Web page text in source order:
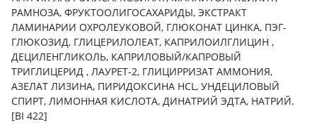
РАМНОЗА, ФРУКТООЛИГОСАХАРИДЫ, ЭКСТРАКТ
ЛАМИНАРИИ ОХРОЛЕУКОВОЙ, ГЛЮКОНАТ ЦИНКА, ПЭГ-
ГЛЮКОЗИД, ГЛИЦЕРИЛОЛЕАТ, КАПРИЛОИЛГЛИЦИН ,
ДЕЦИЛЕНГЛИКОЛЬ, КАПРИЛОВЫЙ/КАПРОВЫЙ
ТРИГЛИЦЕРИД , ЛАУРЕТ-2, ГЛИЦИРРИЗАТ АММОНИЯ,
АЗЕЛАТ ЛИЗИНА, ПИРИДОКСИНА HCL, УНДЕЦИЛОВЫЙ
СПИРТ, ЛИМОННАЯ КИСЛОТА, ДИНАТРИЙ ЭДТА, НАТРИЙ.
[BI 422]